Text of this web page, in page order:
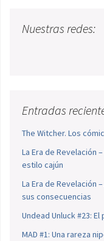
Nuestras redes:
Entradas
The Witcher. Los
La Era de Revelación
estilo cajún
La Era de Revelación
sus consecuencias
Undead Unluck #23:
MAD #1: Una rareza